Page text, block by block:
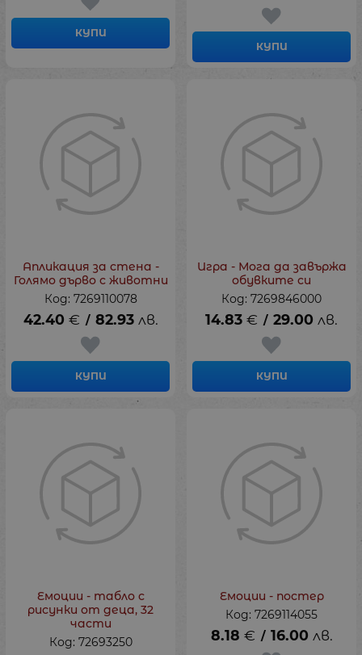
КУПИ
КУПИ
Апликация за стена -
Голямо дърво с животни
Код: 7269110078
42.40 € / 82.93 лв.
КУПИ
Игра - Мога да завържа
обувките си
Код: 7269846000
14.83 € / 29.00 лв.
КУПИ
Емоции - табло с
рисунки от деца, 32
части
Код: 72693250
Емоции - постер
Код: 7269114055
8.18 € / 16.00 лв.